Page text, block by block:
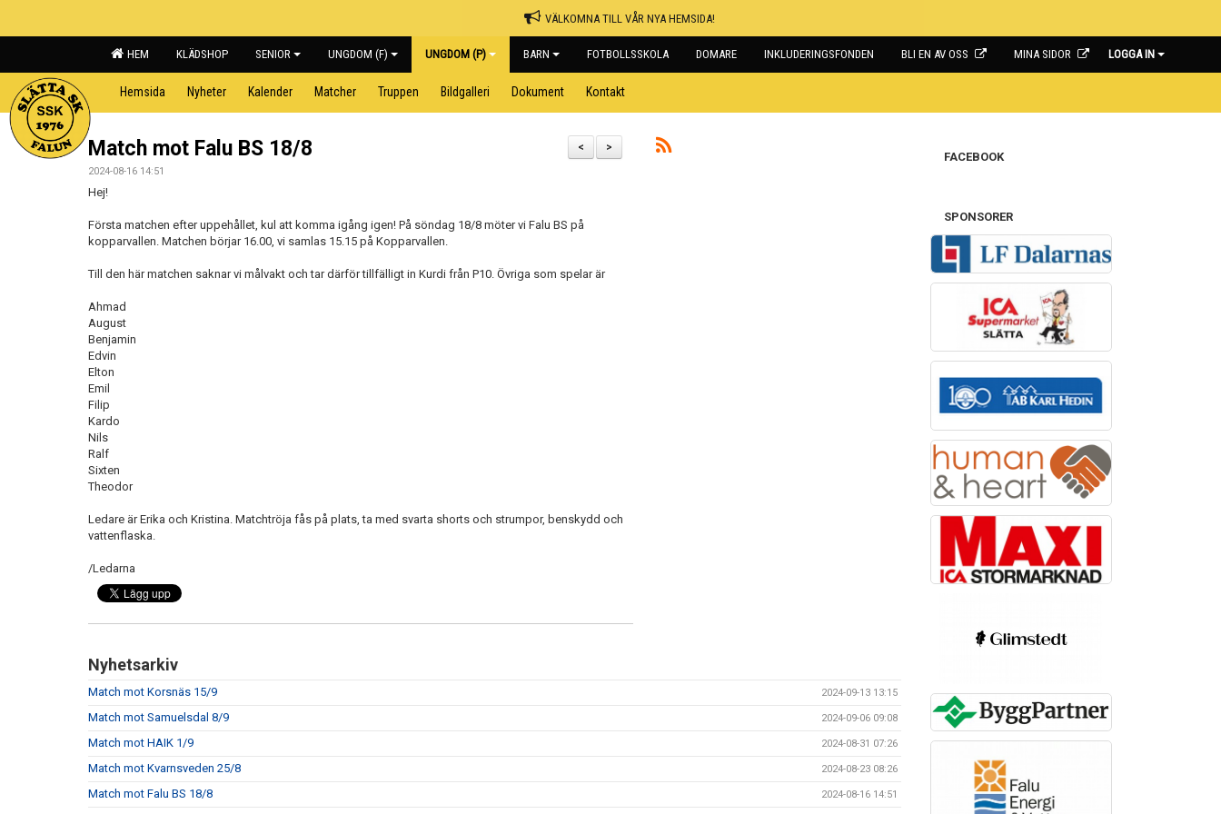
VÄLKOMNA TILL VÅR NYA HEMSIDA!
HEM KLÄDSHOP SENIOR UNGDOM (F) UNGDOM (P) BARN FOTBOLLSSKOLA DOMARE INKLUDERINGSFONDEN BLI EN AV OSS MINA SIDOR LOGGA IN
Hemsida Nyheter Kalender Matcher Truppen Bildgalleri Dokument Kontakt
>
<
Match mot Falu BS 18/8
2024-08-16 14:51
Hej!
Första matchen efter uppehållet, kul att komma igång igen! På söndag 18/8 möter vi Falu BS på
kopparvallen. Matchen börjar 16.00, vi samlas 15.15 på Kopparvallen.
Till den här matchen saknar vi målvakt och tar därför tillfälligt in Kurdi från P10. Övriga som spelar är
Ahmad
August
Benjamin
Edvin
Elton
Emil
Filip
Kardo
Nils
Ralf
Sixten
Theodor
Ledare är Erika och Kristina. Matchtröja fås på plats, ta med svarta shorts och strumpor, benskydd och
vattenflaska.
/Ledarna
Nyhetsarkiv
Match mot Korsnäs 15/9 2024-09-13 13:15
Match mot Samuelsdal 8/9 2024-09-06 09:08
Match mot HAIK 1/9 2024-08-31 07:26
Match mot Kvarnsveden 25/8 2024-08-23 08:26
Match mot Falu BS 18/8 2024-08-16 14:51
FACEBOOK
SPONSORER